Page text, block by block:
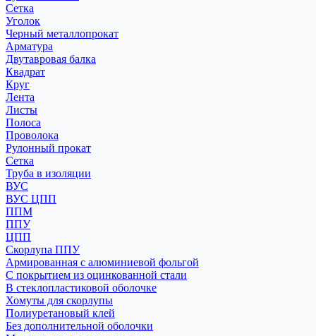
Сетка
Уголок
Черный металлопрокат
Арматура
Двутавровая балка
Квадрат
Круг
Лента
Листы
Полоса
Проволока
Рулонный прокат
Сетка
Труба в изоляции
ВУС
ВУС ЦПП
ППМ
ППУ
ЦПП
Скорлупа ППУ
Армированная с алюминиевой фольгой
С покрытием из оцинкованной стали
В стеклопластиковой оболочке
Хомуты для скорлупы
Полиуретановый клей
Без дополнительной оболочки